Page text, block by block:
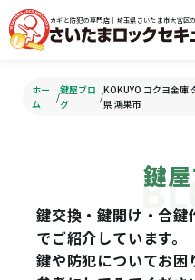
カギと防犯の専門店｜埼玉県さいたま市大宮区
ホー
ム
/
鍵屋ブロ
グ
/
KOKUYO コクヨ金庫
県 鴻巣市
鍵
鍵交換・鍵開け・合
でご紹介しています。
鍵や防犯についてお